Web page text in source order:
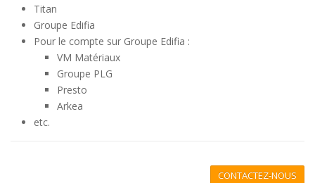
Titan
Groupe Edifia
Pour le compte sur Groupe Edifia :
VM Matériaux
Groupe PLG
Presto
Arkea
etc.
CONTACTEZ-NOUS